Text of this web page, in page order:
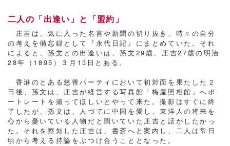
二人の「出逢い」と「盟約」
庄吉は、気に入った名言や新聞の切り抜き、時々の自分
の考えを備忘録として『永代日記』にまとめていた。それ
によると、孫文との出逢いは、孫文29歳、庄吉27歳の明治
28年（1895）３月13日とある。
香港のとある慈善パーティにおいて初対面を果たした２
日後、孫文は、庄吉が経営する写真館「梅屋照相館」へポ
ートレートを撮ってほしいとやって来た。撮影はすぐに終
了したが、孫文は、人づてに中国を愛し、東洋人の将来を
心から憂いている人物だと聞いていた庄吉と話がしたかっ
た。それを察知した庄吉は、書斎へと案内し、二人は常日
頃から考える持論をぶつけ合うこととなった。